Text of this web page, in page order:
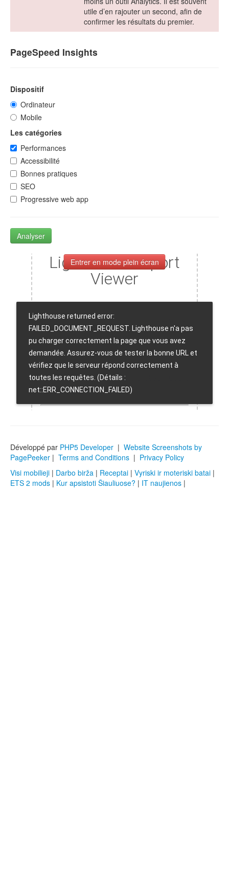
utile d’en rajouter un second, afin de
confirmer les résultats du premier.
PageSpeed Insights
Dispositif
Ordinateur
Mobile
Les catégories
Performances
Accessibilité
Bonnes pratiques
SEO
Progressive web app
Analyser
Entrer en mode plein écran
Développé par PHP5 Developer | Website Screenshots by
PagePeeker | Terms and Conditions | Privacy Policy
Visi mobilieji | Darbo birža | Receptai | Vyriski ir moteriski batai |
ETS 2 mods | Kur apsistoti Šiauliuose? | IT naujienos |